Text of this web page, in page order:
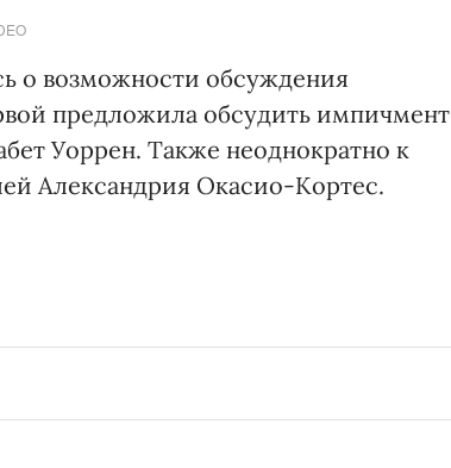
о возможности обсуждения
предложила обсудить импичмент
Уоррен. Также неоднократно к
Александрия Окасио-Кортес.